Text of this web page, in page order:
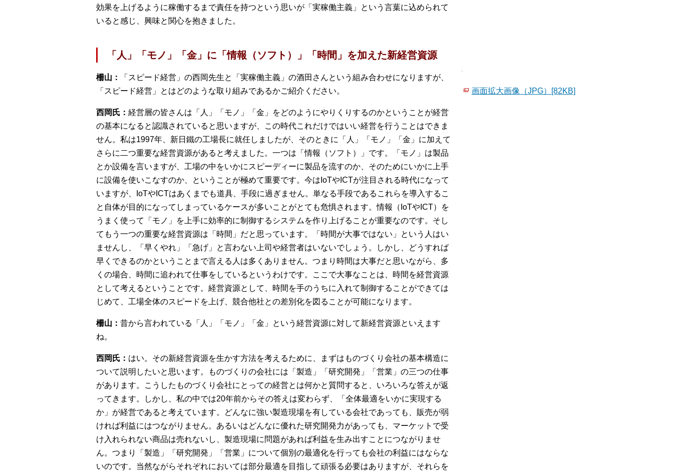
効果を上げるように稼働するまで責任を持つという思いが「実稼働主義」という言葉に込められて
いると感じ、興味と関心を抱きました。
「人」「モノ」「金」に「情報（ソフト）」「時間」を加えた新経営資源
柵山：
「スピード経営」の西岡先生と「実稼働主義」の酒田さんという組み合わせになりますが、
「スピード経営」とはどのような取り組みであるかご紹介ください。
西岡氏： 経営層の皆さんは「人」「モノ」「金」をどのようにやりくりするのかということが経営
の基本になると認識されていると思いますが、この時代これだけではいい経営を行うことはできま
せん。私は1997年、新日鐵の工場長に就任しましたが、そのときに「人」「モノ」「金」に加えて
さらに二つ重要な経営資源があると考えました。一つは「情報（ソフト）」です。「モノ」は製品
とか設備を言いますが、工場の中をいかにスピーディーに製品を流すのか、そのためにいかに上手
に設備を使いこなすのか、ということが極めて重要です。今はIoTやICTが注目される時代になって
いますが、IoTやICTはあくまでも道具、手段に過ぎません。単なる手段であるこれらを導入するこ
と自体が目的になってしまっているケースが多いことがとても危惧されます。情報（IoTやICT）を
うまく使って「モノ」を上手に効率的に制御するシステムを作り上げることが重要なのです。そし
てもう一つの重要な経営資源は「時間」だと思っています。「時間が大事ではない」という人はい
ませんし、「早くやれ」「急げ」と言わない上司や経営者はいないでしょう。しかし、どうすれば
早くできるのかということまで言える人は多くありません。つまり時間は大事だと思いながら、多
くの場合、時間に追われて仕事をしているというわけです。ここで大事なことは、時間を経営資源
として考えるということです。経営資源として、時間を手のうちに入れて制御することができては
じめて、工場全体のスピードを上げ、競合他社との差別化を図ることが可能になります。
柵山： 昔から言われている「人」「モノ」「金」という経営資源に対して新経営資源といえます
ね。
西岡氏： はい。その新経営資源を生かす方法を考えるために、まずはものづくり会社の基本構造に
ついて説明したいと思います。ものづくりの会社には「製造」「研究開発」「営業」の三つの仕事
があります。こうしたものづくり会社にとっての経営とは何かと質問すると、いろいろな答えが返
ってきます。しかし、私の中では20年前からその答えは変わらず、「全体最適をいかに実現する
か」が経営であると考えています。どんなに強い製造現場を有している会社であっても、販売が弱
ければ利益にはつながりません。あるいはどんなに優れた研究開発力があっても、マーケットで受
け入れられない商品は売れないし、製造現場に問題があれば利益を生み出すことにつながりませ
ん。つまり「製造」「研究開発」「営業」について個別の最適化を行っても会社の利益にはならな
いのです。当然ながらそれぞれにおいては部分最適を目指して頑張る必要はありますが、それらを
画面拡大画像（JPG）[82KB]